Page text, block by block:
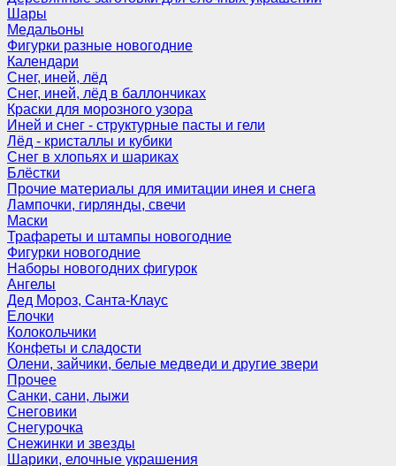
Шары
Медальоны
Фигурки разные новогодние
Календари
Снег, иней, лёд
Снег, иней, лёд в баллончиках
Краски для морозного узора
Иней и снег - структурные пасты и гели
Лёд - кристаллы и кубики
Снег в хлопьях и шариках
Блёстки
Прочие материалы для имитации инея и снега
Лампочки, гирлянды, свечи
Маски
Трафареты и штампы новогодние
Фигурки новогодние
Наборы новогодних фигурок
Ангелы
Дед Мороз, Санта-Клаус
Елочки
Колокольчики
Конфеты и сладости
Олени, зайчики, белые медведи и другие звери
Прочее
Санки, сани, лыжи
Снеговики
Снегурочка
Снежинки и звезды
Шарики, елочные украшения